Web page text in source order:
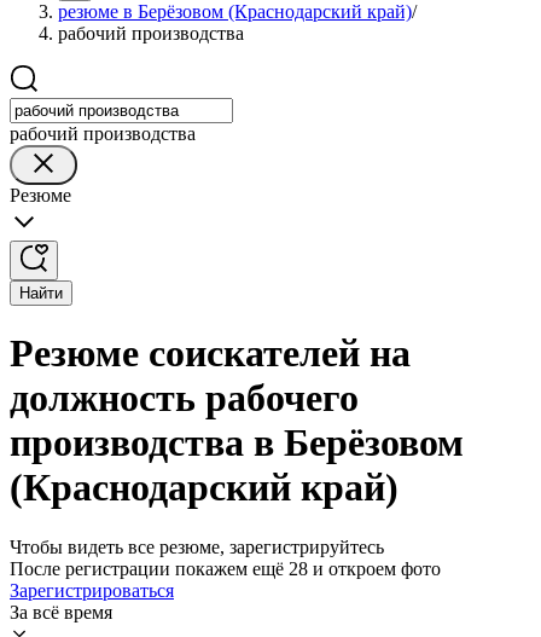
резюме в Берёзовом (Краснодарский край)/
рабочий производства
рабочий производства
Резюме
Найти
Резюме соискателей на
должность рабочего
производства в Берёзовом
(Краснодарский край)
Чтобы видеть все резюме, зарегистрируйтесь
После регистрации покажем ещё 28 и откроем фото
Зарегистрироваться
За всё время